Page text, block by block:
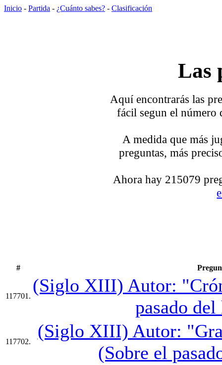
Inicio - Partida - ¿Cuánto sabes? - Clasificación
Las
Aquí encontrarás las
fácil segun el número
A medida que más
preguntas, más
Ahora hay 215079
#
117701.
(Siglo XIII) Autor:
pasado
117702.
(Siglo XIII) Autor:
(Sobre el